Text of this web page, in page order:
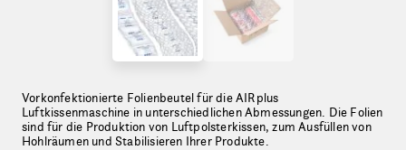
Vorkonfektionierte Folienbeutel für die AIRplus
Luftkissenmaschine in unterschiedlichen Abmessungen. Die Folien
sind für die Produktion von Luftpolsterkissen, zum Ausfüllen von
Hohlräumen und Stabilisieren Ihrer Produkte.